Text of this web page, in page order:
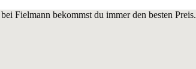
Fielmann bekommst du immer den besten Preis.